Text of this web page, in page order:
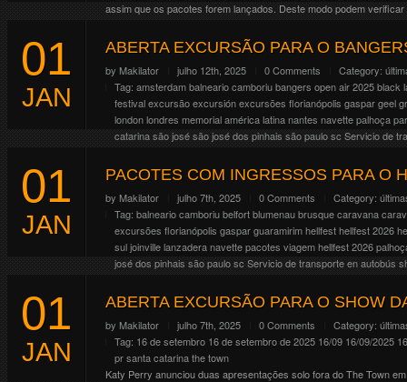
assim que os pacotes forem lançados. Deste modo podem
Continue Reading
01
JAN
ABERTA EXCURSÃO PARA O
by Makilator julho 12th, 2025 0 Comments Category:
Tag: amsterdambalneario camboriubangers open air 2025black
festivalexcursãoexcursiónexcursões florianópolis gaspargeel
londonlondres memorial américa latinanantes navettepalhoça
catarinasão josésão josé dos pinhais são pauloscServicio de
Aberta excursão para o Bangers Open Air 2026 que acontecerá
pacotes completos com ingresso, viagem, hotel e traslados, além
Continue Reading
01
JAN
PACOTES COM INGRESSOS PARA O
by Makilator julho 7th, 2025 0 Comments Category:
Tag: balneario camboriubelfortblumenaubrusquecaravana
excursões florianópolis gasparguaramirimhellfesthellfest 2026
suljoinvillelanzaderanavettepacotes viagem hellfest 2026
josé dos pinhais são paulosc Servicio de transporte en autobús
anos, teremos pacotes completos com ingresso para os 4 dias,
após o festival irá […]
Continue Reading
01
JAN
ABERTA EXCURSÃO PARA O SHOW
by Makilator julho 7th, 2025 0 Comments Category:
Tag: 16 de setembro 16 de setembro de 2025 16/09 16/09/2025
prsanta catarinathe town
Katy Perry anunciou duas apresentações solo fora do The Town